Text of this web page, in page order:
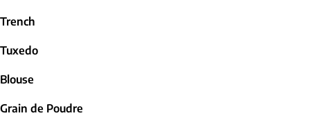
Trench
Tuxedo
Blouse
Grain de Poudre